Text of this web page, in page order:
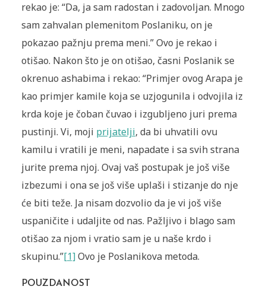
rekao je: “Da, ja sam radostan i zadovoljan. Mnogo
sam zahvalan plemenitom Poslaniku, on je
pokazao pažnju prema meni.” Ovo je rekao i
otišao. Nakon što je on otišao, časni Poslanik se
okrenuo ashabima i rekao: “Primjer ovog Arapa je
kao primjer kamile koja se uzjogunila i odvojila iz
krda koje je čoban čuvao i izgubljeno juri prema
pustinji. Vi, moji prijatelji, da bi uhvatili ovu
kamilu i vratili je meni, napadate i sa svih strana
jurite prema njoj. Ovaj vaš postupak je još više
izbezumi i ona se još više uplaši i stizanje do nje
će biti teže. Ja nisam dozvolio da je vi još više
uspaničite i udaljite od nas. Pažljivo i blago sam
otišao za njom i vratio sam je u naše krdo i
skupinu.”[1]Ovo je Poslanikova metoda.
POUZDANOST